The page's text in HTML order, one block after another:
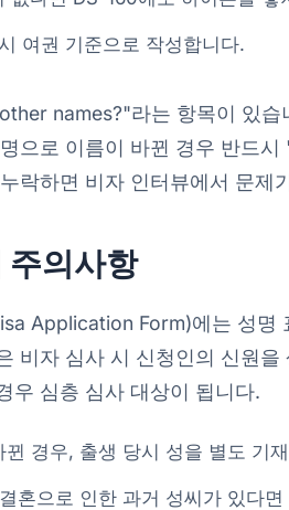
여권 기준으로 작성합니다.
names?"라는 항목이 있습
으로 이름이 바뀐 경우 반드
락하면 비자 인터뷰에서 문제
주의사항
Application Form)에는 성명
비자 심사 시 신청인의 신원을
우 심층 심사 대상이 됩니다.
뀐 경우, 출생 당시 성을 별도 기
혼으로 인한 과거 성씨가 있다면